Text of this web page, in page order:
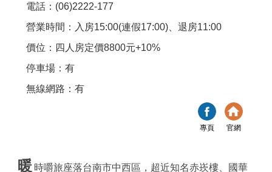
電話：(06)2222-177
營業時間：入房15:00(連假17:00)、退房11:00
價位：四人房定價8800元+10%
停車場：有
無線網路：有
專頁 官網
暖 時嚼旅座落台南市中西區，超近知名赤崁樓、國華